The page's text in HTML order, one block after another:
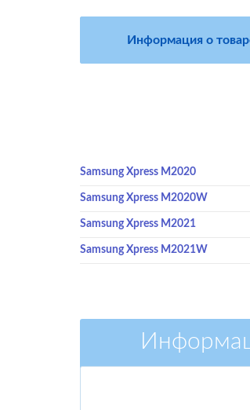
Информация о
Samsung Xpress M2020
Samsung Xpress M2020W
Samsung Xpress M2021
Samsung Xpress M2021W